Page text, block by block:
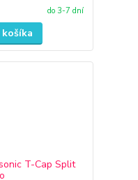
do 3-7 dní